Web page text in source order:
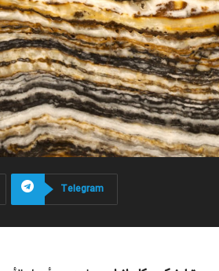
الترافرتين
Telegram